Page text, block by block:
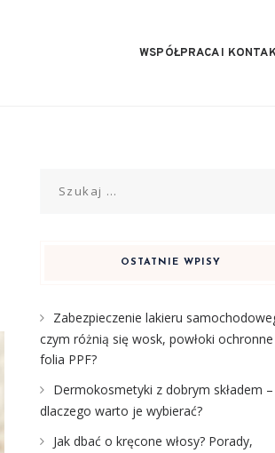
WSPÓŁPRACA I
OSTATNIE WPISY
Zabezpieczenie lakieru
czym różnią się wosk, powłoki ochronne
folia PPF?
Dermokosmetyki z dobrym składem –
dlaczego warto je wybierać?
Jak dbać o kręcone włosy? Porady,